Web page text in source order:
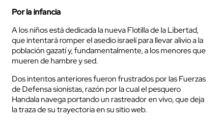
Por la infancia
A los niños está dedicada la nueva Flotilla de la Libertad,
que intentará romper el asedio israelí para llevar alivio a la
población gazatí y, fundamentalmente, a los menores que
mueren de hambre y sed.
Dos intentos anteriores fueron frustrados por las Fuerzas
de Defensa sionistas, razón por la cual el pesquero
Handala navega portando un rastreador en vivo, que deja
la traza de su trayectoria en su sitio web.